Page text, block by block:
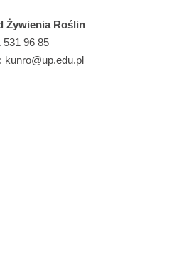
Żywienia Roślin
531 96 85
kunro@up.edu.pl